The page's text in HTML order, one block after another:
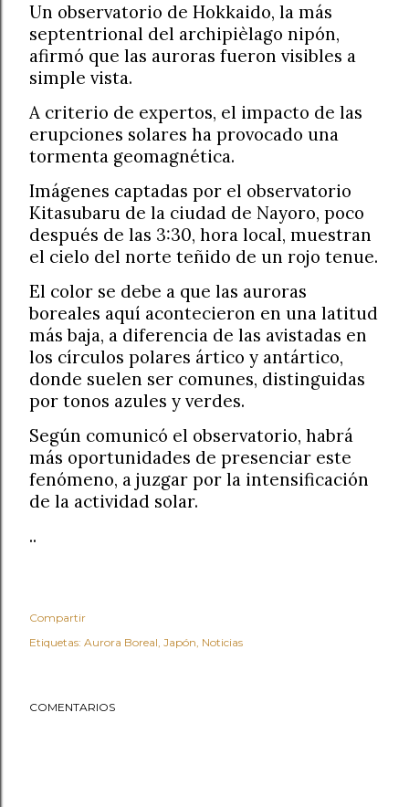
Un observatorio de Hokkaido, la más
septentrional del archipièlago nipón,
afirmó que las auroras fueron visibles a
simple vista.
A criterio de expertos, el impacto de las
erupciones solares ha provocado una
tormenta geomagnética.
Imágenes captadas por el observatorio
Kitasubaru de la ciudad de Nayoro, poco
después de las 3:30, hora local, muestran
el cielo del norte teñido de un rojo tenue.
El color se debe a que las auroras
boreales aquí acontecieron en una latitud
más baja, a diferencia de las avistadas en
los círculos polares ártico y antártico,
donde suelen ser comunes, distinguidas
por tonos azules y verdes.
Según comunicó el observatorio, habrá
más oportunidades de presenciar este
fenómeno, a juzgar por la intensificación
de la actividad solar.
..
Compartir
Etiquetas: Aurora Boreal Japón Noticias
COMENTARIOS